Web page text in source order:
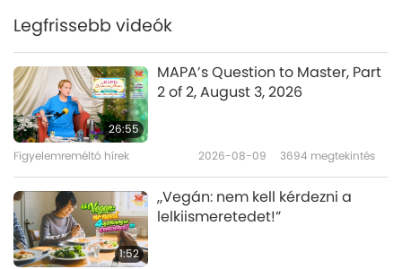
20:30
Promoting Elephant-People
Welfare Globally, Part 1 of 2
22:34
Rachel O’Neill and Little Dresses
Sam Ramirez: Humane Home
Legfrissebb videók
26:55
MAPA’s Question to Master, Part
2 of 2, August 3, 2026
Figyelemreméltó hírek 2026-08-09 3694 megtekintés
1:52
„Vegán: nem kell kérdezni a
lelkiismeretedet!”